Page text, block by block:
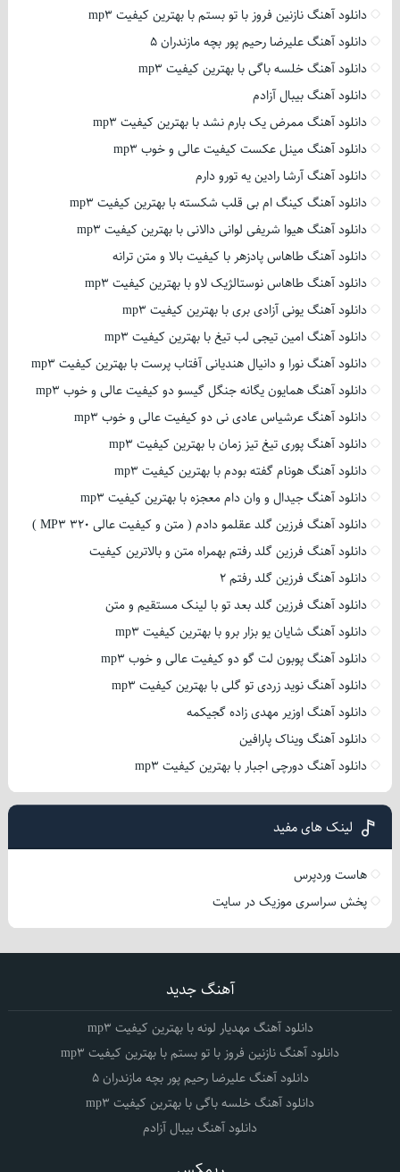
دانلود آهنگ نازنین فروز با تو بستم با بهترین کیفیت mp3
دانلود آهنگ علیرضا رحیم پور بچه مازندران 5
دانلود آهنگ خلسه باگی با بهترین کیفیت mp3
دانلود آهنگ بیبال آزادم
دانلود آهنگ ممرض یک بارم نشد با بهترین کیفیت mp3
دانلود آهنگ مینل عکست کیفیت عالی و خوب mp3
دانلود آهنگ آرشا رادین یه تورو دارم
دانلود آهنگ کینگ ام بی قلب شکسته با بهترین کیفیت mp3
دانلود آهنگ هیوا شریفی لوانی دالانی با بهترین کیفیت mp3
دانلود آهنگ طاهاس پادزهر با کیفیت بالا و متن ترانه
دانلود آهنگ طاهاس نوستالژیک لاو با بهترین کیفیت mp3
دانلود آهنگ یونی آزادی بری با بهترین کیفیت mp3
دانلود آهنگ امین تیجی لب تیغ با بهترین کیفیت mp3
دانلود آهنگ نورا و دانیال هندیانی آفتاب پرست با بهترین کیفیت mp3
دانلود آهنگ همایون یگانه جنگل گیسو دو کیفیت عالی و خوب mp3
دانلود آهنگ عرشیاس عادی نی دو کیفیت عالی و خوب mp3
دانلود آهنگ پوری تیغ تیز زمان با بهترین کیفیت mp3
دانلود آهنگ هونام گفته بودم با بهترین کیفیت mp3
دانلود آهنگ جیدال و وان دام معجزه با بهترین کیفیت mp3
دانلود آهنگ فرزین گلد عقلمو دادم ( متن و کیفیت عالی 320 MP3 )
دانلود آهنگ فرزین گلد رفتم بهمراه متن و بالاترین کیفیت
دانلود آهنگ فرزین گلد رفتم 2
دانلود آهنگ فرزین گلد بعد تو با لینک مستقیم و متن
دانلود آهنگ شایان یو بزار برو با بهترین کیفیت mp3
دانلود آهنگ پوبون لت گو دو کیفیت عالی و خوب mp3
دانلود آهنگ نوید زردی تو گلی با بهترین کیفیت mp3
دانلود آهنگ اوزیر مهدی زاده گجیکمه
دانلود آهنگ ویناک پارافین
دانلود آهنگ دورچی اجبار با بهترین کیفیت mp3
لینک های مفید
هاست وردپرس
پخش سراسری موزیک در سایت
آهنگ جدید
دانلود آهنگ مهدیار لونه با بهترین کیفیت mp3
دانلود آهنگ نازنین فروز با تو بستم با بهترین کیفیت mp3
دانلود آهنگ علیرضا رحیم پور بچه مازندران 5
دانلود آهنگ خلسه باگی با بهترین کیفیت mp3
دانلود آهنگ بیبال آزادم